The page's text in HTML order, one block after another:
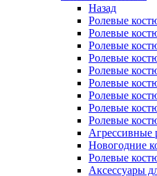
Назад
Ролевые
Ролевые
Ролевые
Ролевые
Ролевые
Ролевые
Ролевые
Ролевые
Ролевые
Агрессивные
Новогодние
Ролевые
Аксессуары